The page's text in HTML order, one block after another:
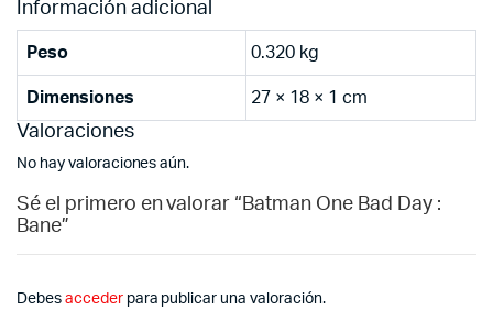
Información adicional
Peso 0.320 kg
Dimensiones 27 × 18 × 1 cm
Valoraciones
No hay valoraciones aún.
Sé el primero en valorar “Batman One Bad Day :
Bane”
Debes accederpara publicar una valoración.